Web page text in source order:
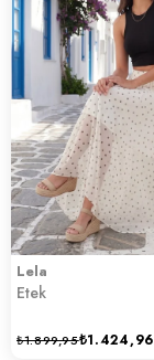
Lela
Etek
₺1.424,96
₺1.899,95